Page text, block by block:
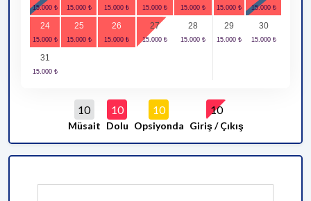
24 25 26 27 28 29 30
31
10
Müsait
10
Dolu
10
Opsiyonda
10
Giriş / Çıkış